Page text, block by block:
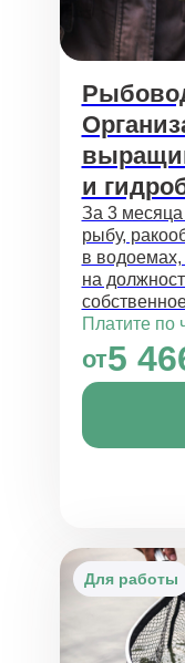
и
За 3
рыбу,
в водоемах,
на
Платите по
от5
Для работы